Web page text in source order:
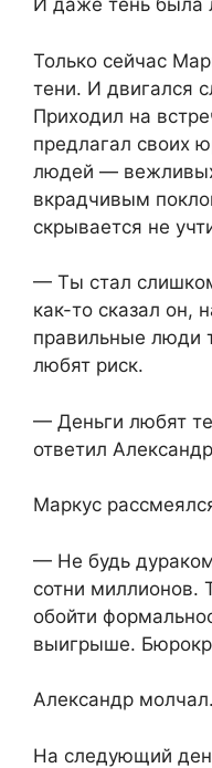
И даже тень была
Только сейчас
тени. И двигался
Приходил на
предлагал своих
людей —
вкрадчивым
скрывается не
— Ты стал
как-то сказал он,
правильные люди
любят риск.
— Деньги любят
ответил
Маркус
— Не будь
сотни миллионов.
обойти
выигрыше.
Александр молчал.
На следующий